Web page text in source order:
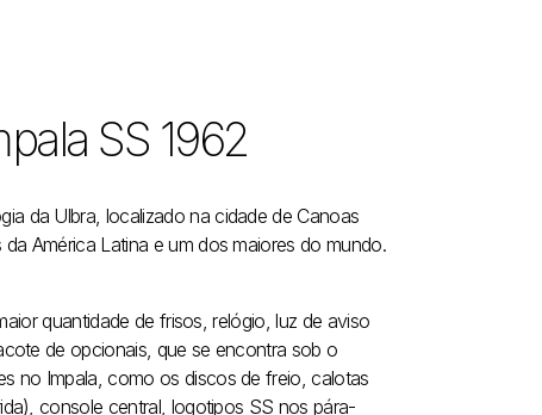
SS 1962
da Ulbra, localizado na cidade de Canoas
América Latina e um dos maiores do mundo.
quantidade de frisos, relógio, luz de aviso
de opcionais, que se encontra sob o
no Impala, como os discos de freio, calotas
console central, logotipos SS nos pára-